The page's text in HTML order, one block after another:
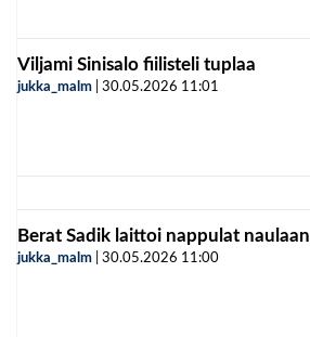
Viljami Sinisalo fiilisteli tuplaa
jukka_malm 30.05.2026 11:01
Berat Sadik laittoi nappulat naulaan
jukka_malm 30.05.2026 11:00